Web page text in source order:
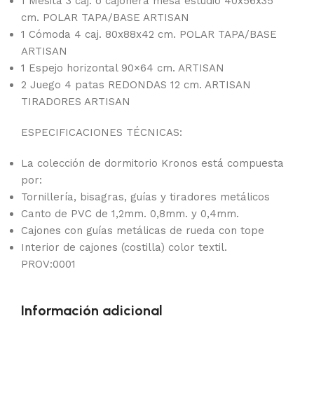
cm. POLAR TAPA/BASE ARTISAN
1 Cómoda 4 caj. 80x88x42 cm. POLAR TAPA/BASE
ARTISAN
1 Espejo horizontal 90×64 cm. ARTISAN
2 Juego 4 patas REDONDAS 12 cm. ARTISAN
TIRADORES ARTISAN
ESPECIFICACIONES TÉCNICAS:
La colección de dormitorio Kronos está compuesta
por:
Tornillería, bisagras, guías y tiradores metálicos
Canto de PVC de 1,2mm. 0,8mm. y 0,4mm.
Cajones con guías metálicas de rueda con tope
Interior de cajones (costilla) color textil.
PROV:0001
Información adicional